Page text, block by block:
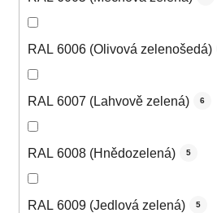
RAL 6006 (Olivová zelenošedá)
RAL 6007 (Lahvově zelená) 6
RAL 6008 (Hnědozelená) 5
RAL 6009 (Jedlová zelená) 5